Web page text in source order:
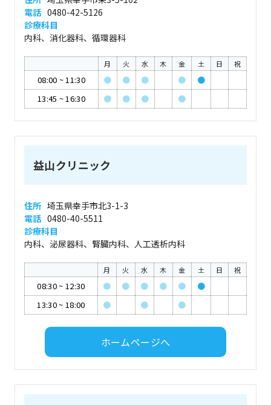
電話 0480-42-5126
診療科目
内科、消化器科、循環器科
月 火 水 木 金 土 日 祝
08:00 ~11:30 ● ● ● ●
●
13:45 ~16:30 ● ● ● ●
益山クリニック
住所 埼玉県幸手市北3-1-3
電話 0480-40-5511
診療科目
内科、泌尿器科、腎臓内科、人工透析内科
月 火 水 木 金 土 日 祝
08:30~ 12:30 ● ● ● ● ●
●
13:30~ 18:00 ● ● ●
ホームページへ